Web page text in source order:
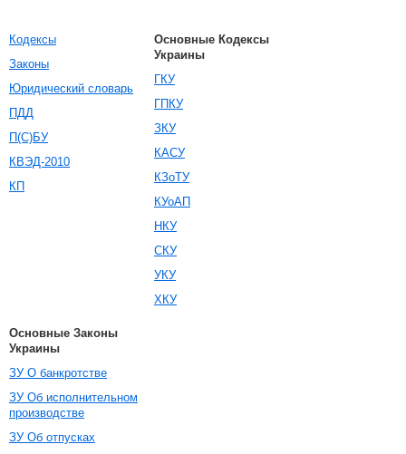
Кодексы
Законы
Юридический словарь
ПДД
П(С)БУ
КВЭД-2010
КП
Основные Кодексы
Украины
ГКУ
ГПКУ
ЗКУ
КАСУ
КЗоТУ
КУоАП
НКУ
СКУ
УКУ
ХКУ
Основные Законы
Украины
ЗУ О банкротстве
ЗУ Об исполнительном
производстве
ЗУ Об отпусках